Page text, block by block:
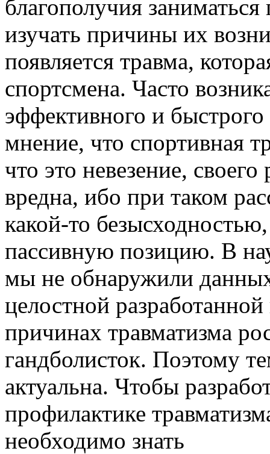
благополучия
изучать причины их
появляется травма,
спортсмена. Часто
эффективного и
мнение, что спортивная
что это невезение,
вредна, ибо при таком
какой-то
пассивную позицию. В
мы не обнаружили
целостной
причинах травматизма
гандболисток. Поэтому
актуальна. Чтобы
профилактике
необходимо знать